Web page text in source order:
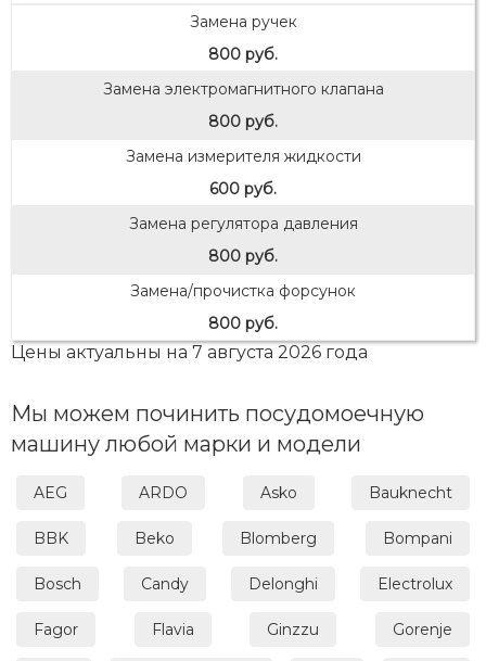
Замена ручек
800 руб.
Замена электромагнитного клапана
800 руб.
Замена измерителя жидкости
600 руб.
Замена регулятора давления
800 руб.
Замена/прочистка форсунок
800 руб.
Цены актуальны на 7 августа 2026 года
Мы можем починить посудомоечную
машину любой марки и модели
AEG ARDO Asko Bauknecht
BBK Beko Blomberg Bompani
Bosch Candy Delonghi Electrolux
Fagor Flavia Ginzzu Gorenje